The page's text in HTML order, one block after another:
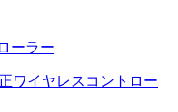
ーラー
ワイヤレスコントロー